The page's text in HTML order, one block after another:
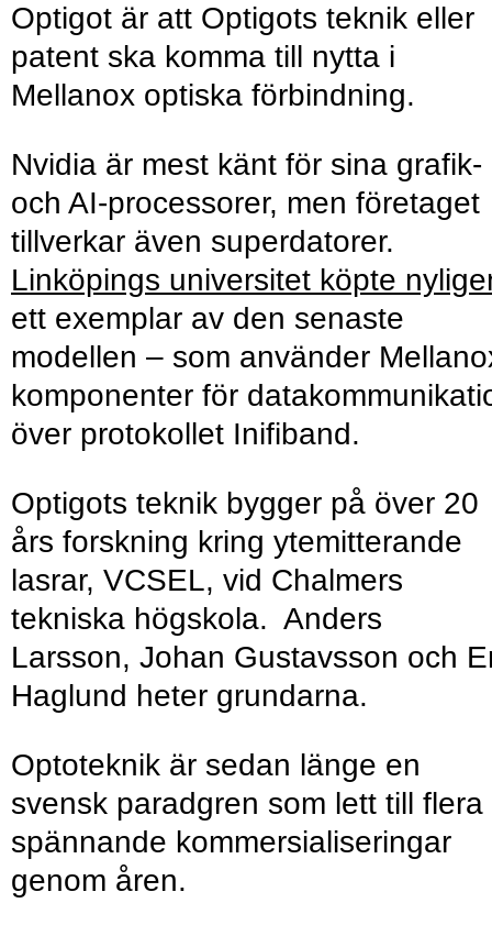
Optigot är att Optigots teknik eller
patent ska komma till nytta i
Mellanox optiska förbindning.
Nvidia är mest känt för sina grafik-
och AI-processorer, men företaget
tillverkar även superdatorer.
Linköpings universitet köpte
ett exemplar av den senaste
modellen – som använder
komponenter för
över protokollet Inifiband.
Optigots teknik bygger på över 20
års forskning kring ytemitterande
lasrar, VCSEL, vid Chalmers
tekniska högskola. Anders
Larsson, Johan Gustavsson och
Haglund heter grundarna.
Optoteknik är sedan länge en
svensk paradgren som lett till flera
spännande kommersialiseringar
genom åren.